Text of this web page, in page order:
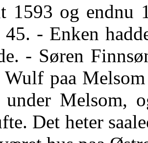
og endnu
45. - Enken
- Søren
Wulf paa
under Melsom,
Det heter